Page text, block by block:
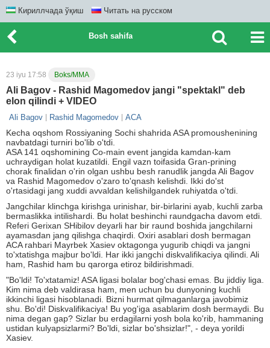
Кириллчада ўқиш Читать на русском
Bosh sahifa
23 iyu 17:58 Boks/MMA
Ali Bagov - Rashid Magomedov jangi "spektakl" deb
elon qilindi + VIDEO
Ali Bagov Rashid Magomedov ACA
Kecha oqshom Rossiyaning Sochi shahrida ASA promoushenining
navbatdagi turniri bo'lib o'tdi.
ASA 141 oqshomining Co-main event jangida kamdan-kam
uchraydigan holat kuzatildi. Engil vazn toifasida Gran-prining
chorak finalidan o'rin olgan ushbu besh ranudlik jangda Ali Bagov
va Rashid Magomedov o'zaro to'qnash kelishdi. Ikki do'st
o'rtasidagi jang xuddi avvaldan kelishilgandek ruhiyatda o'tdi.
Jangchilar klinchga kirishga urinishar, bir-birlarini ayab, kuchli zarba
bermaslikka intilishardi. Bu holat beshinchi raundgacha davom etdi.
Referi Gerixan SHibilov deyarli har bir raund boshida jangchilarni
ayamasdan jang qilishga chaqirdi. Oxiri asablari dosh bermagan
ACA rahbari Mayrbek Xasiev oktagonga yugurib chiqdi va jangni
to'xtatishga majbur bo'ldi. Har ikki jangchi diskvalifikaciya qilindi. Ali
ham, Rashid ham bu qarorga etiroz bildirishmadi.
"Bo'ldi! To'xtatamiz! ASA ligasi bolalar bog'chasi emas. Bu jiddiy liga.
Kim nima deb valdirasa ham, men uchun bu dunyoning kuchli
ikkinchi ligasi hisoblanadi. Bizni hurmat qilmaganlarga javobimiz
shu. Bo'di! Diskvalifikaciya! Bu yog'iga asablarim dosh bermaydi. Bu
nima degan gap? Sizlar bu erdagilarni yosh bola ko'rib, hammaning
ustidan kulyapsizlarmi? Bo'ldi, sizlar bo'shsizlar!", - deya yorildi
Xasiev.